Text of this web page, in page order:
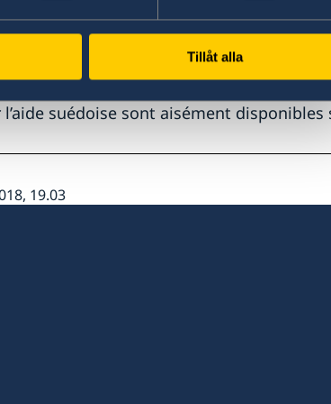
Tillåt alla
monde
a été introduite dans
Cette garantie signifie que la
suédoise sont aisément disponibles
19.03